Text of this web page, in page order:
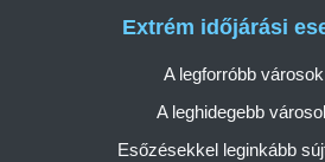
Extrém időjárási
A legforróbb
A leghidegebb
Esőzésekkel leginkább